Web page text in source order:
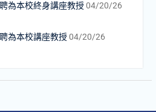
為本校終身講座教授 04/20/26
為本校講座教授 04/20/26